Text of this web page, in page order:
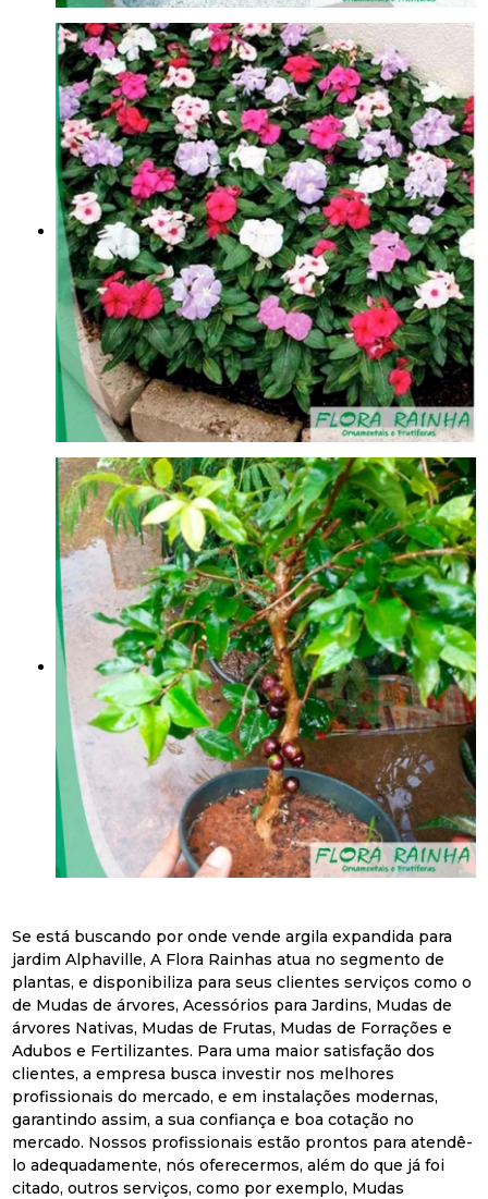
Se está buscando por onde vende argila expandida para
jardim Alphaville, A Flora Rainhas atua no segmento de
plantas, e disponibiliza para seus clientes serviços como o
de Mudas de árvores, Acessórios para Jardins, Mudas de
árvores Nativas, Mudas de Frutas, Mudas de Forrações e
Adubos e Fertilizantes. Para uma maior satisfação dos
clientes, a empresa busca investir nos melhores
profissionais do mercado, e em instalações modernas,
garantindo assim, a sua confiança e boa cotação no
mercado. Nossos profissionais estão prontos para atendê-
lo adequadamente, nós oferecermos, além do que já foi
citado, outros serviços, como por exemplo, Mudas